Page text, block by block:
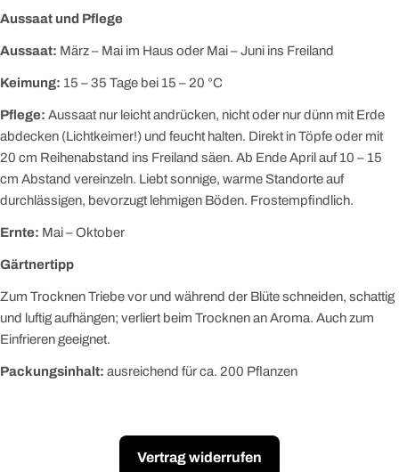
Aussaat und Pflege
Aussaat: März – Mai im Haus oder Mai – Juni ins Freiland
Keimung: 15 – 35 Tage bei 15 – 20 °C
Pflege: Aussaat nur leicht andrücken, nicht oder nur dünn mit Erde
abdecken (Lichtkeimer!) und feucht halten. Direkt in Töpfe oder mit
20 cm Reihenabstand ins Freiland säen. Ab Ende April auf 10 – 15
cm Abstand vereinzeln. Liebt sonnige, warme Standorte auf
durchlässigen, bevorzugt lehmigen Böden. Frostempfindlich.
Ernte: Mai – Oktober
Gärtnertipp
Zum Trocknen Triebe vor und während der Blüte schneiden, schattig
und luftig aufhängen; verliert beim Trocknen an Aroma. Auch zum
Einfrieren geeignet.
Packungsinhalt: ausreichend für ca. 200 Pflanzen
Vertrag widerrufen